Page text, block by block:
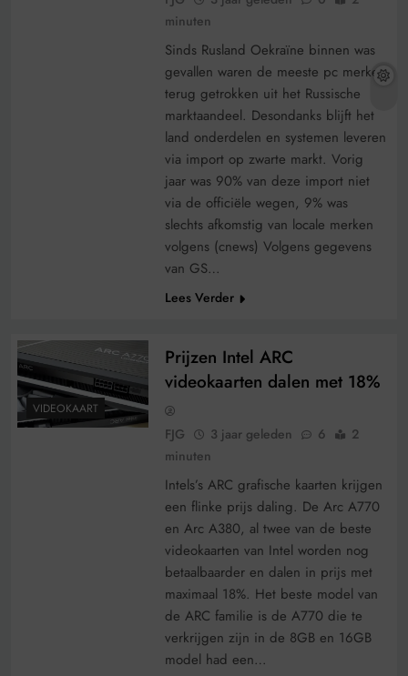
minuten
Sinds Rusland Oekraïne binnen was
gevallen waren de meeste pc merken
terug getrokken uit het Russische
marktaandeel. Desondanks blijft het
land onderdelen en systemen leveren
via import op zwarte markt. Vorig
jaar was 90% van deze import niet
via de officiële wegen, 9% was
slechts afkomstig van locale merken
volgens (cnews) Volgens gegevens
van GS…
Lees Verder
VIDEOKAART
Prijzen Intel ARC
videokaarten dalen met 18%
FJG 3 jaar geleden 6
2
minuten
Intels’s ARC grafische kaarten krijgen
een flinke prijs daling. De Arc A770
en Arc A380, al twee van de beste
videokaarten van Intel worden nog
betaalbaarder en dalen in prijs met
maximaal 18%. Het beste model van
de ARC familie is de A770 die te
verkrijgen zijn in de 8GB en 16GB
model had een…